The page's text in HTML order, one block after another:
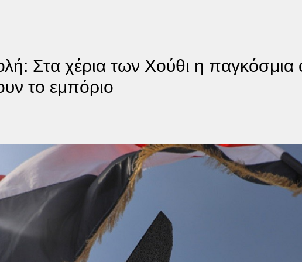
Στα χέρια των Χούθι η παγκόσμια
το εμπόριο